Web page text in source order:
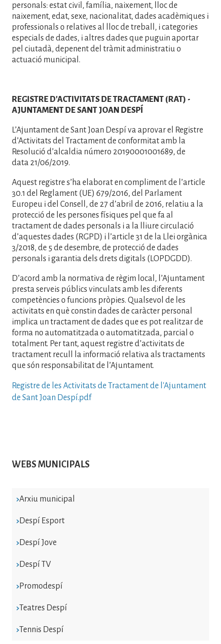
WEBS MUNICIPALS
Arxiu municipal
Despí Esport
Despí Jove
Despí TV
Promodespí
Teatres Despí
Tennis Despí
personals: estat civil, família, naixement, lloc de
naixement, edat, sexe, nacionalitat, dades acadèmiques i
professionals o relatives al lloc de treball, i categories
especials de dades, i altres dades que puguin aportar
pel ciutadà, depenent del tràmit administratiu o
actuació municipal.
REGISTRE D'ACTIVITATS DE TRACTAMENT (RAT) -
AJUNTAMENT DE SANT JOAN DESPÍ
L’Ajuntament de Sant Joan Despí va aprovar el Registre
d’Activitats del Tractament de conformitat amb la
Resolució d’alcaldia número 20190001001689, de
data 21/06/2019.
Aquest registre s’ha elaborat en compliment de l’article
30.1 del Reglament (UE) 679/2016, del Parlament
Europeu i del Consell, de 27 d’abril de 2016, relatiu a la
protecció de les persones físiques pel que fa al
tractament de dades personals i a la lliure circulació
d’aquestes dades (RGPD) i l’article 31 de la Llei orgànica
3/2018, de 5 de desembre, de protecció de dades
personals i garantia dels drets digitals (LOPDGDD).
D’acord amb la normativa de règim local, l’Ajuntament
presta serveis públics vinculats amb les diferents
competències o funcions pròpies. Qualsevol de les
activitats en què constin dades de caràcter personal
implica un tractament de dades que es pot realitzar de
forma no automatitzada o automatitzada, parcial o
totalment. Per tant, aquest registre d’activitats de
tractament recull la informació relativa als tractaments
que són responsabilitat de l’Ajuntament.
Registre de les Activitats de Tractament de l'Ajuntament
de Sant Joan Despí.pdf